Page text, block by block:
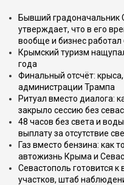
Бывший градоначальник
утверждает, что в его
вообще и бизнес работал
Крымский туризм
года
Финальный отсчёт:
администрации Трампа
Ритуал вместо диалога:
закрыло сессию без
48 часов без света и
выплату за отсутствие
Газ вместо бензина: как
автожизнь Крыма и
Севастополь готовится
участков, штаб